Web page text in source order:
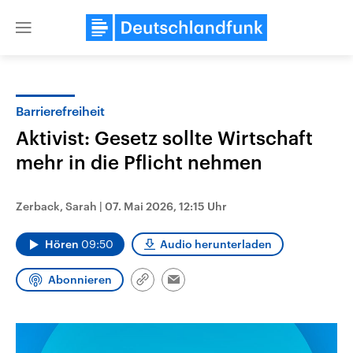
Close
Landtagswahl Sachsen-Anhalt
2026
September 2026 einen neuen
Landtag. Seit 2021 wird das
Bundesland von einer Koalition aus
gehören die Vereinigten
den mächtigsten Ländern
mit großem Einfluss auf
Barrierefreiheit
Aktivist: Gesetz sollte Wirtschaft
mehr in die Pflicht nehmen
Zerback, Sarah | 07. Mai 2026, 12:15 Uhr
Hören 09:50 Audio herunterladen
Abonnieren
Link
Email